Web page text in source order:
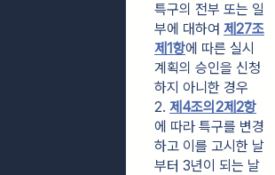
특구의 전부 또는 일
부에 대하여 제27조
제1항에 따른 실시
계획의 승인을 신청
하지 아니한 경우
2. 제4조의2제2항
에 따라 특구를 변경
하고 이를 고시한 날
부터 3년이 되는 날